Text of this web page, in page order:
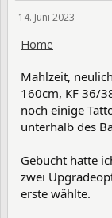
14. Juni 2023
Home
Mahlzeit,
160cm, KF 36/
noch einige
unterhalb des
Gebucht hatte
zwei
erste wählte.